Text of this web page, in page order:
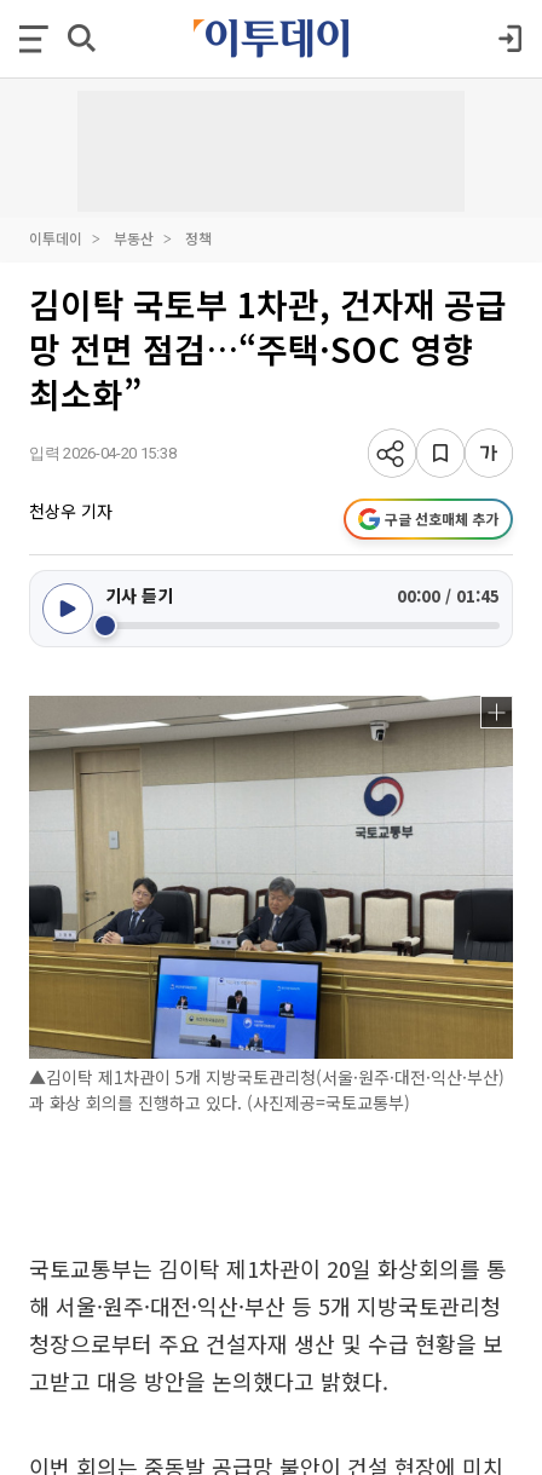
이투데이 부동산 정책
김이탁 국토부 1차관, 건자재 공급
망 전면 점검…“주택·SOC 영향
최소화”
입력 2026-04-20 15:38
천상우 기자 구글 선호매체 추가
기사 듣기 00:00 / 01:45
▲김이탁 제1차관이 5개 지방국토관리청(서울·원주·대전·익산·부산)
과 화상 회의를 진행하고 있다. (사진제공=국토교통부)
국토교통부는 김이탁 제1차관이 20일 화상회의를 통
해 서울·원주·대전·익산·부산 등 5개 지방국토관리청
청장으로부터 주요 건설자재 생산 및 수급 현황을 보
고받고 대응 방안을 논의했다고 밝혔다.
이번 회의는 중동발 공급망 불안이 건설 현장에 미치